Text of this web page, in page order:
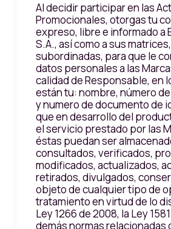
Al decidir participar en las
Promocionales, otorgas tu
expreso, libre e informado a
S.A., así como a sus
subordinadas, para que le
datos personales a las
calidad de Responsable, en
están tu: nombre, número
y numero de documento de
que en desarrollo del
el servicio prestado por las
éstas puedan ser
consultados, verificados,
modificados, actualizados,
retirados, divulgados,
objeto de cualquier tipo de
tratamiento en virtud de lo
Ley 1266 de 2008, la Ley
demás normas relacionadas